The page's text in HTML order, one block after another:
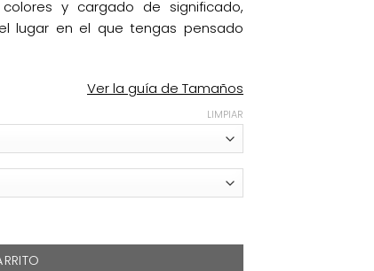
y cargado de significado,
lugar en el que tengas pensado
Ver la guía de Tamaños
LIMPIAR